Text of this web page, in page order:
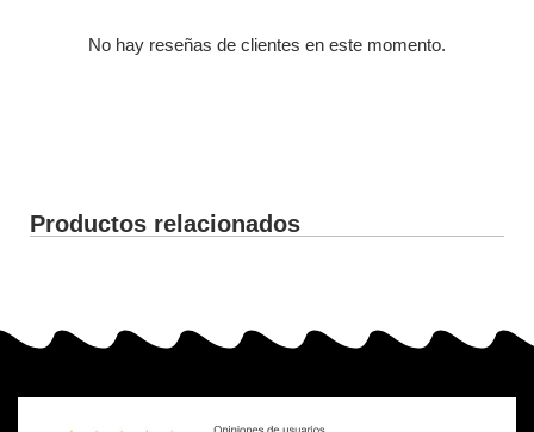
No hay reseñas de clientes en este momento.
Productos relacionados